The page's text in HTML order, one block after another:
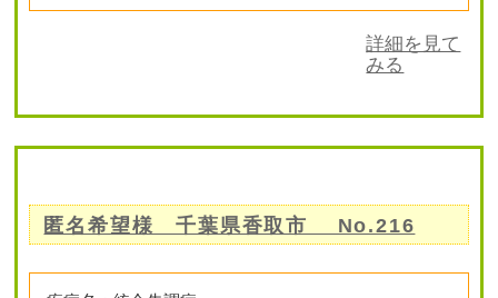
詳細を見て
みる
匿名希望様 千葉県香取市 No.216